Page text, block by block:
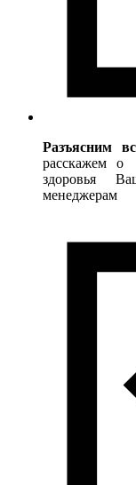
Разъясним
расскажем о
здоровья
менеджерам